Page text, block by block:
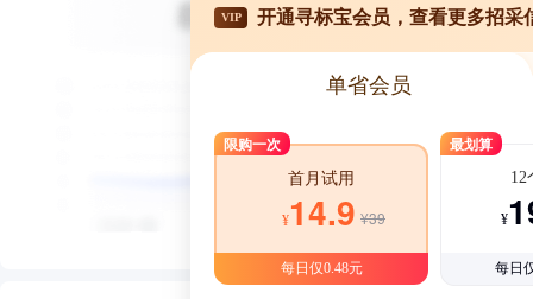
VIP 开通寻标宝会员，查看更多招采
单省会员
限购一次
首月试用
¥14.9 ¥39
每日仅0.48元
最划算
12
¥
每日